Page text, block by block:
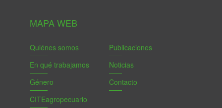
MAPA WEB
Quiénes somos
En qué trabajamos
Género
CITEagropecuario
Publicaciones
Noticias
Contacto